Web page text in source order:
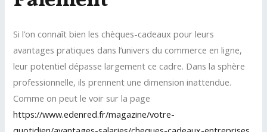
Si l’on connaît bien les chèques-cadeaux pour leurs
avantages pratiques dans l’univers du commerce en ligne,
leur potentiel dépasse largement ce cadre. Dans la sphère
professionnelle, ils prennent une dimension inattendue.
Comme on peut le voir sur la page
https://www.edenred.fr/magazine/votre-